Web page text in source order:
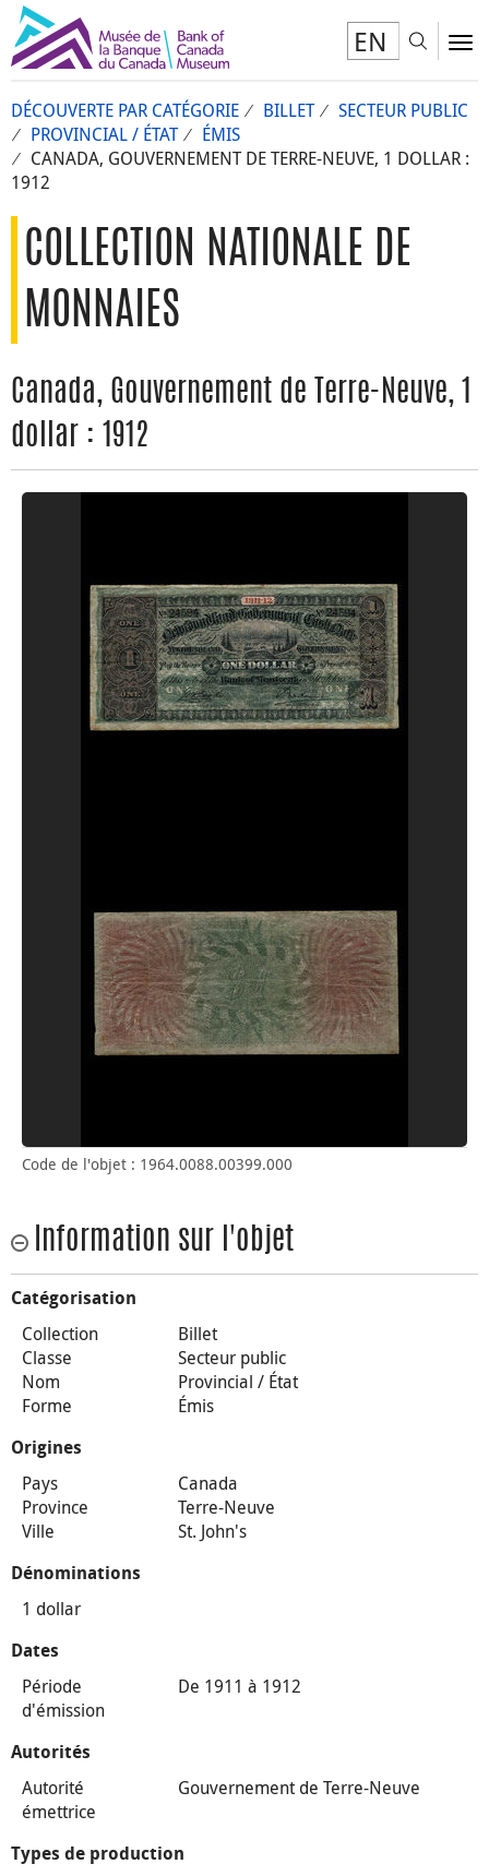
EN
DÉCOUVERTE PAR CATÉGORIE BILLET
SECTEUR PUBLIC
PROVINCIAL / ÉTAT
ÉMIS
CANADA, GOUVERNEMENT DE TERRE-NEUVE, 1 DOLLAR :
1912
COLLECTION NATIONALE DE
MONNAIES
Canada, Gouvernement de Terre-Neuve, 1
dollar : 1912
Code de l'objet : 1964.0088.00399.000
Information sur l'objet
Catégorisation
Collection
Billet
Classe
Secteur public
Nom
Provincial / État
Forme
Émis
Origines
Pays
Canada
Province
Terre-Neuve
Ville
St. John's
Dénominations
1 dollar
Dates
Période
d'émission
De 1911 à 1912
Autorités
Autorité
émettrice
Gouvernement de Terre-Neuve
Types de production